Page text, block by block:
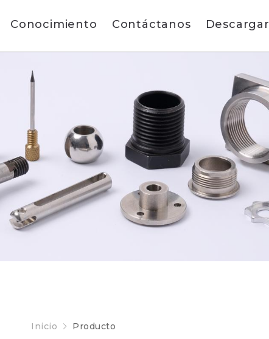
Conocimiento Contáctanos Descargar
Inicio Producto